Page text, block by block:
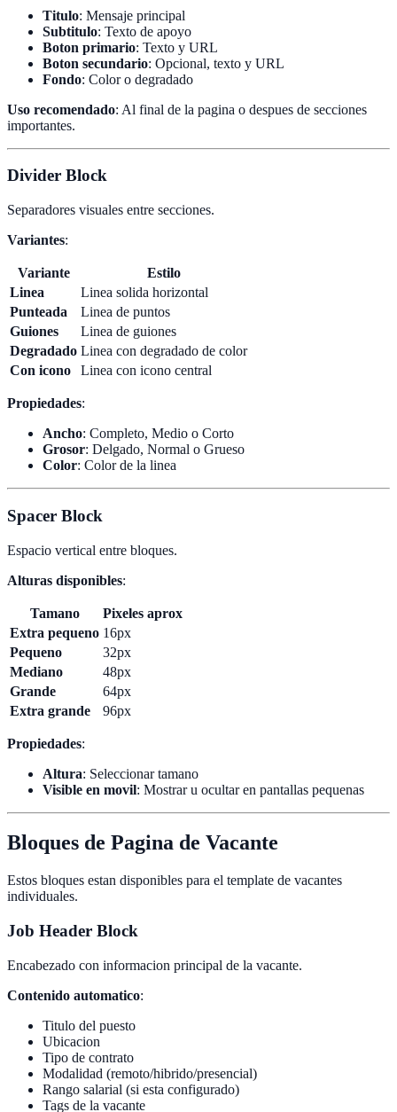
Titulo: Mensaje principal
Subtitulo: Texto de apoyo
Boton primario: Texto y URL
Boton secundario: Opcional, texto y URL
Fondo: Color o degradado
Uso recomendado: Al final de la pagina o despues de secciones
importantes.
Divider Block
Separadores visuales entre secciones.
Variantes:
Variante
Estilo
Linea
Linea solida horizontal
Punteada
Linea de puntos
Guiones
Linea de guiones
Degradado Linea con degradado de color
Con icono
Linea con icono central
Propiedades:
Ancho: Completo, Medio o Corto
Grosor: Delgado, Normal o Grueso
Color: Color de la linea
Spacer Block
Espacio vertical entre bloques.
Alturas disponibles:
Tamano
Pixeles aprox
Extra pequeno 16px
Pequeno
32px
Mediano
48px
Grande
64px
Extra grande
96px
Propiedades:
Altura: Seleccionar tamano
Visible en movil: Mostrar u ocultar en pantallas pequenas
Bloques de Pagina de Vacante
Estos bloques estan disponibles para el template de vacantes
individuales.
Job Header Block
Encabezado con informacion principal de la vacante.
Contenido automatico:
Titulo del puesto
Ubicacion
Tipo de contrato
Modalidad (remoto/hibrido/presencial)
Rango salarial (si esta configurado)
Tags de la vacante